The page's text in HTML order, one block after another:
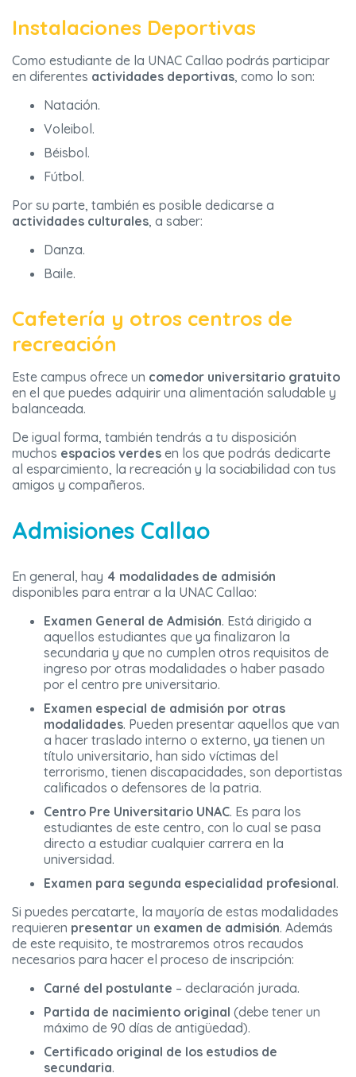
Instalaciones Deportivas
Como estudiante de la UNAC Callao podrás participar
en diferentes actividades deportivas, como lo son:
Natación.
Voleibol.
Béisbol.
Fútbol.
Por su parte, también es posible dedicarse a
actividades culturales, a saber:
Danza.
Baile.
Cafetería y otros centros de
recreación
Este campus ofrece un comedor universitario gratuito
en el que puedes adquirir una alimentación saludable y
balanceada.
De igual forma, también tendrás a tu disposición
muchos espacios verdes en los que podrás dedicarte
al esparcimiento, la recreación y la sociabilidad con tus
amigos y compañeros.
Admisiones Callao
En general, hay 4 modalidades de admisión
disponibles para entrar a la UNAC Callao:
Examen General de Admisión. Está dirigido a
aquellos estudiantes que ya finalizaron la
secundaria y que no cumplen otros requisitos de
ingreso por otras modalidades o haber pasado
por el centro pre universitario.
Examen especial de admisión por otras
modalidades. Pueden presentar aquellos que van
a hacer traslado interno o externo, ya tienen un
título universitario, han sido víctimas del
terrorismo, tienen discapacidades, son deportistas
calificados o defensores de la patria.
Centro Pre Universitario UNAC. Es para los
estudiantes de este centro, con lo cual se pasa
directo a estudiar cualquier carrera en la
universidad.
Examen para segunda especialidad profesional.
Si puedes percatarte, la mayoría de estas modalidades
requieren presentar un examen de admisión. Además
de este requisito, te mostraremos otros recaudos
necesarios para hacer el proceso de inscripción:
Carné del postulante – declaración jurada.
Partida de nacimiento original (debe tener un
máximo de 90 días de antigüedad).
Certificado original de los estudios de
secundaria.